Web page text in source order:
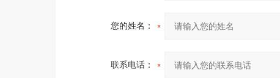
您的姓名：
联系电话：